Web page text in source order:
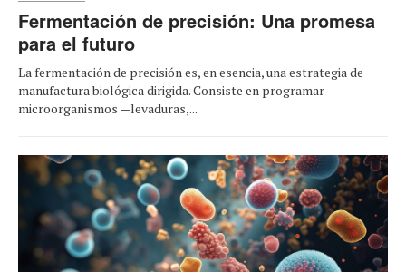
Fermentación de precisión: Una promesa
para el futuro
La fermentación de precisión es, en esencia, una estrategia de
manufactura biológica dirigida. Consiste en programar
microorganismos —levaduras,...